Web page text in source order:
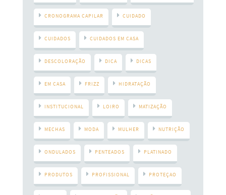
CRONOGRAMA CAPILAR CUIDADO
CUIDADOS CUIDADOS EM CASA
DESCOLORAÇÃO DICA DICAS
EM CASA FRIZZ HIDRATAÇÃO
INSTITUCIONAL LOIRO MATIZAÇÃO
MECHAS MODA MULHER NUTRIÇÃO
ONDULADOS PENTEADOS PLATINADO
PRODUTOS PROFISSIONAL PROTEÇAO